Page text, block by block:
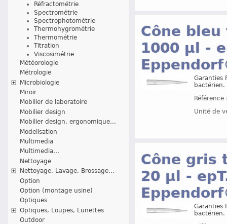
Réfractométrie
Spectrométrie
Spectrophotométrie
Thermohygrométrie
Thermométrie
Titration
Viscosimétrie
Météorologie
Métrologie
Microbiologie
Miroir
Mobilier de laboratoire
Mobilier design
Mobilier design, ergonomique...
Modelisation
Multimedia
Multimedia...
Nettoyage
Nettoyage, Lavage, Brossage...
Option
Option (montage usine)
Optiques
Optiques, Loupes, Lunettes
Outdoor
Cône
1000 µl -
Garanties
bactérien.
Unité de
Cône gris
20 µl -
Garanties
bactérien.